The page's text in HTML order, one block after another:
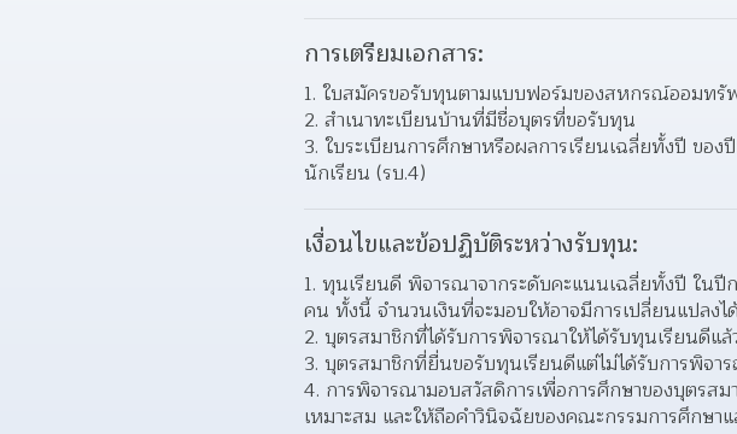
การเตรียมเอกสาร:
ใบสมัครขอรับทุนตามแบบฟอร์มของสหกรณ์ออมทรั
สำเนาทะเบียนบ้านที่มีชื่อบุตรที่ขอรับทุน
ใบระเบียนการศึกษาหรือผลการเรียนเฉลี่ยทั้งปี ขอ
นักเรียน (รบ.4)
เงื่อนไขและข้อปฏิบัติระหว่างรับทุน:
ทุนเรียนดี พิจารณาจากระดับคะแนนเฉลี่ยทั้งปี ใน
คน ทั้งนี้ จำนวนเงินที่จะมอบให้อาจมีการเปลี่ยนแปลง
บุตรสมาชิกที่ได้รับการพิจารณาให้ได้รับทุนเรียนดีแ
บุตรสมาชิกที่ยื่นขอรับทุนเรียนดีแต่ไม่ได้รับการพิจา
การพิจารณามอบสวัสดิการเพื่อการศึกษาของบุตรส
เหมาะสม และให้ถือคำวินิจฉัยของคณะกรรมการศึกษา